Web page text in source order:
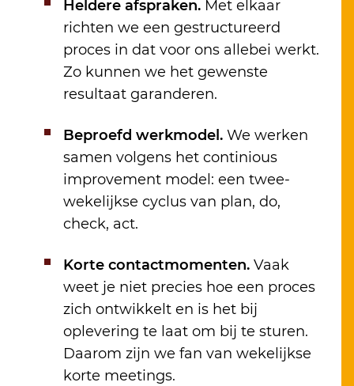
Heldere afspraken. Met elkaar
richten we een gestructureerd
proces in dat voor ons allebei werkt.
Zo kunnen we het gewenste
resultaat garanderen.
Beproefd werkmodel. We werken
samen volgens het continious
improvement model: een twee-
wekelijkse cyclus van plan, do,
check, act.
Korte contactmomenten. Vaak
weet je niet precies hoe een proces
zich ontwikkelt en is het bij
oplevering te laat om bij te sturen.
Daarom zijn we fan van wekelijkse
korte meetings.